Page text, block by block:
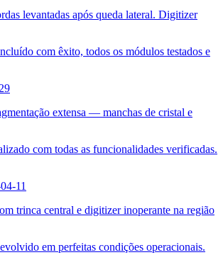
levantadas após queda lateral. Digitizer
com êxito, todos os módulos testados e
extensa — manchas de cristal e
com todas as funcionalidades verificadas.
11
trinca central e digitizer inoperante na região
em perfeitas condições operacionais.